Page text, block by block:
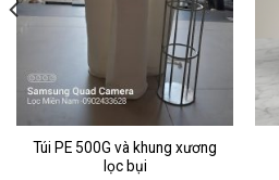
Túi PE 500G và khung xương
lọc bụi